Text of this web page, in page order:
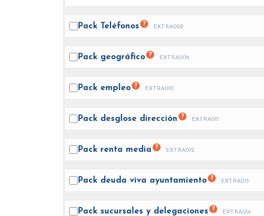
Pack Teléfonos ? EXTRA008
Pack geográfico ? EXTRA009
Pack empleo ? EXTRA010
Pack desglose dirección ? EXTRA011
Pack renta media ? EXTRA012
Pack deuda viva ayuntamiento ? EXTRA013
Pack sucursales y delegaciones ? EXTRA014